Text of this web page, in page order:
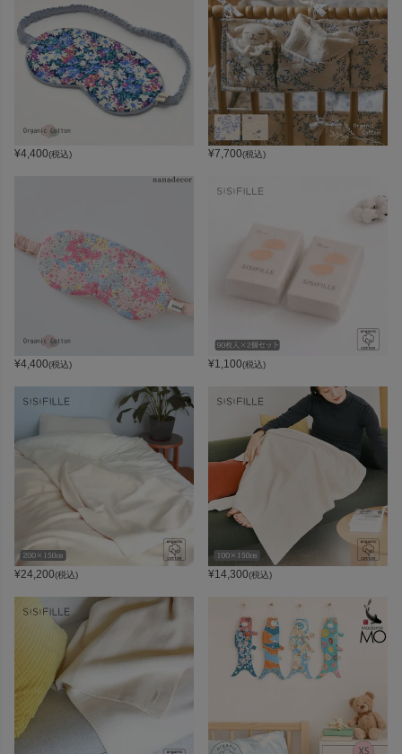
¥4,400(税込) ¥7,700(税込)
¥4,400(税込) ¥1,100(税込)
¥24,200(税込) ¥14,300(税込)